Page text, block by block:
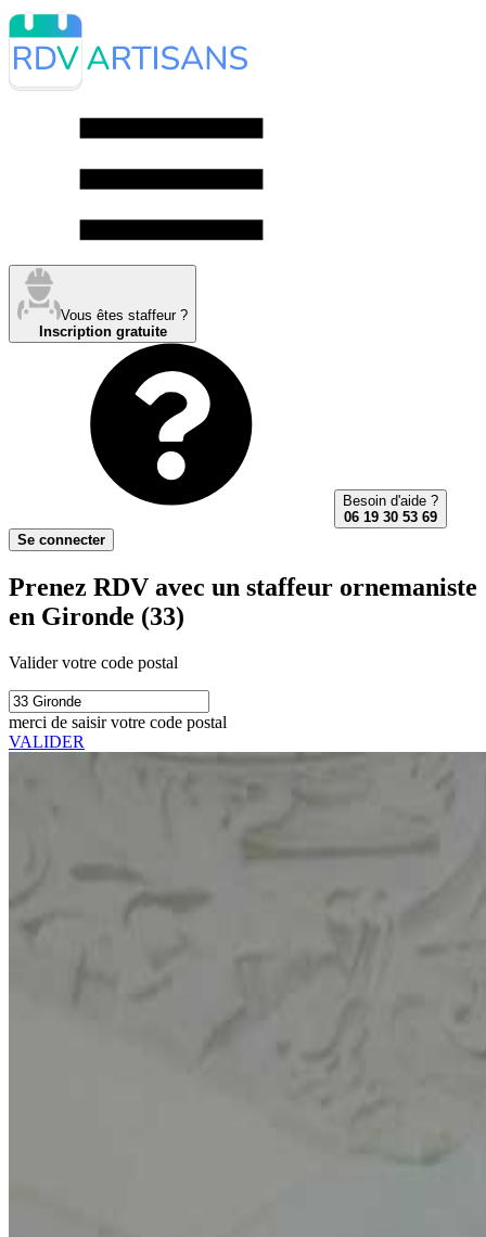
Vous êtes staffeur ?
Inscription gratuite
Besoin d'aide ?
06 19 30 53 69
Se connecter
Prenez RDV avec un staffeur ornemaniste
en Gironde (33)
Valider votre code postal
merci de saisir votre code postal
VALIDER